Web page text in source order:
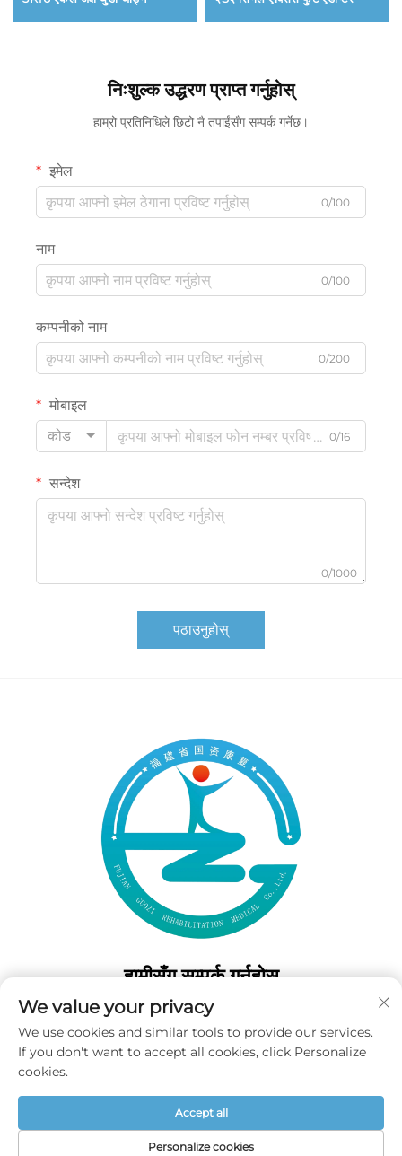
निःशुल्क उद्धरण प्राप्त गर्नुहोस्
हाम्रो प्रतिनिधिले छिटो नै तपाईंसँग सम्पर्क गर्नेछ।
इमेल
0/100
नाम
0/100
कम्पनीको नाम
0/200
मोबाइल
कोड
0/16
सन्देश
0/1000
पठाउनुहोस्
हामीसँग सम्पर्क गर्नुहोस्
Add: 50 Gaofeng दक्षिण लेन, पश्चिम गेट फुझोउ, फुजियान, चीन
टेल:+86-19859128239
इमेल: [email protected]
गोपनीयता नीति
We value your privacy
We use cookies and similar tools to provide our services.
If you don't want to accept all cookies, click Personalize
cookies.
Personalize cookies
Accept all